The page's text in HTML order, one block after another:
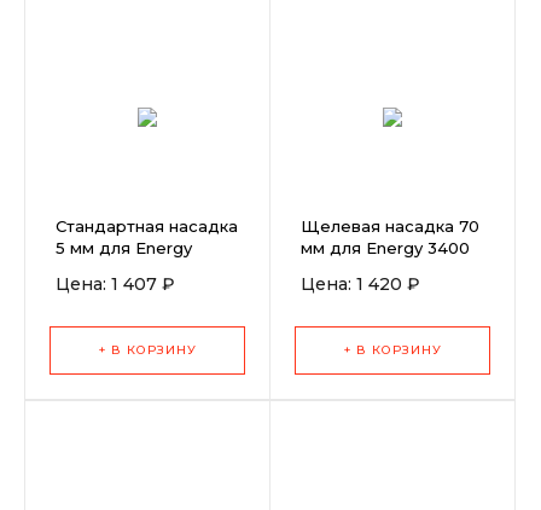
Стандартная насадка
5 мм для Energy
Цена: 1 407 ₽
+ В КОРЗИНУ
Щелевая насадка 70
мм для Energy 3400
Цена: 1 420 ₽
+ В КОРЗИНУ